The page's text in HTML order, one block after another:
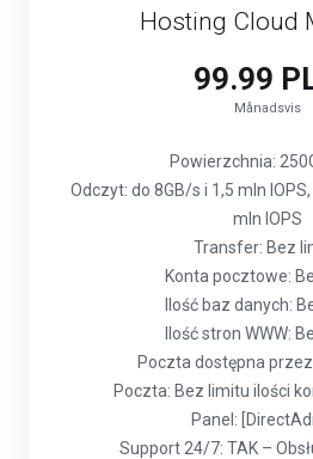
Hosting Cloud
99.99
Månadsvis
Powierzchnia:
Odczyt: do 8GB/s i 1,5 mln
mln IOPS
Transfer: Bez
Konta pocztowe:
Ilość baz danych:
Ilość stron WWW:
Poczta dostępna przez
Poczta: Bez limitu ilości
Panel:
Support 24/7: TAK –